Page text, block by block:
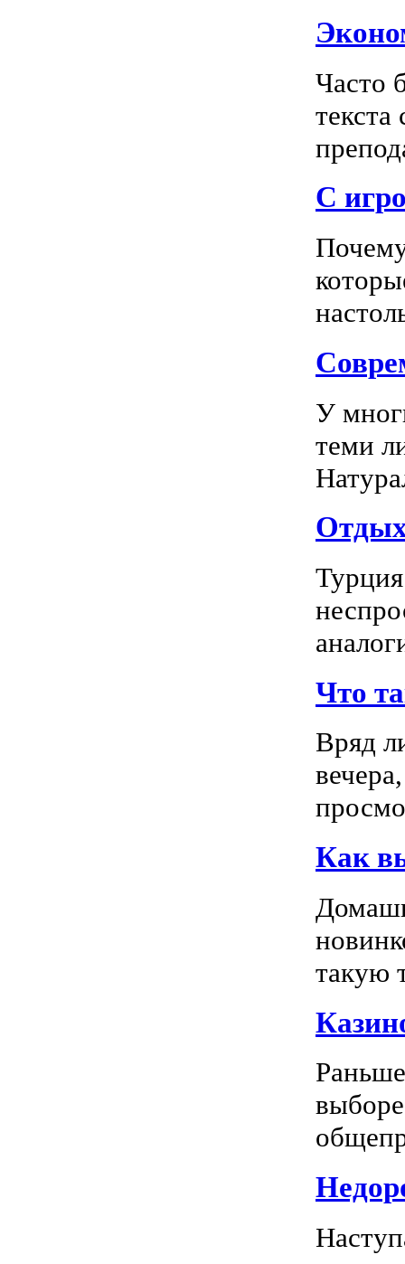
Часто
С
У
теми
Что
Вряд
Как
такую